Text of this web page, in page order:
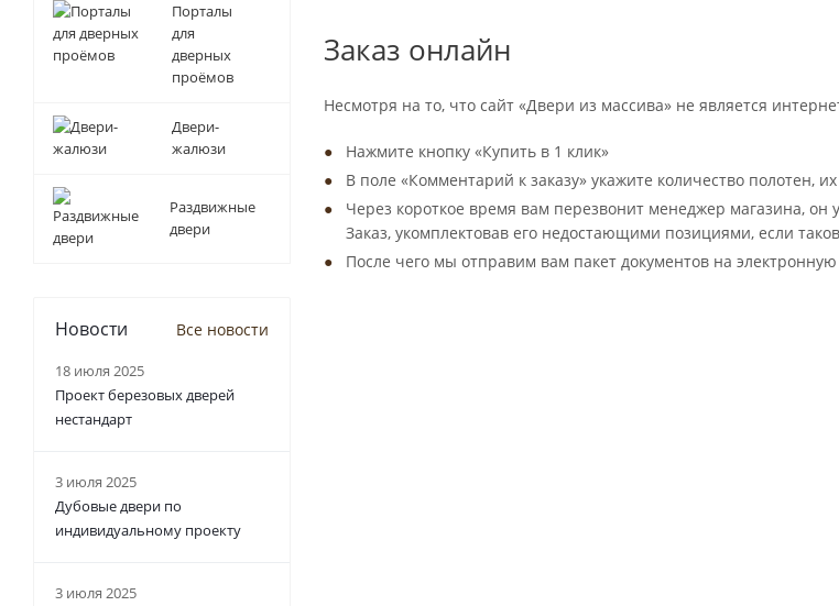
Заказ онлайн
Несмотря на то, что сайт «Двери из массива» не является
Нажмите кнопку «Купить в 1 клик»
В поле «Комментарий к заказу» укажите количество полотен,
Через короткое время вам перезвонит менеджер магазина,
Заказ, укомплектовав его недостающими позициями, если
После чего мы отправим вам пакет документов на
Порталы
для
дверных
проёмов
Двери-
жалюзи
Раздвижные
двери
Новости Все новости
18 июля 2025
Проект березовых дверей
нестандарт
3 июля 2025
Дубовые двери по
индивидуальному проекту
3 июля 2025